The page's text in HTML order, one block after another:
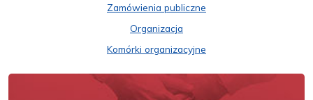
Zamówienia publiczne
Organizacja
Komórki organizacyjne